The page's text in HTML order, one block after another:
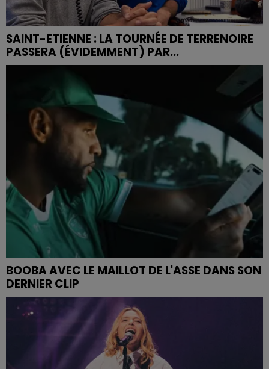
SAINT-ETIENNE : LA TOURNÉE DE TERRENOIRE
PASSERA (ÉVIDEMMENT) PAR...
BOOBA AVEC LE MAILLOT DE L'ASSE DANS SON
DERNIER CLIP